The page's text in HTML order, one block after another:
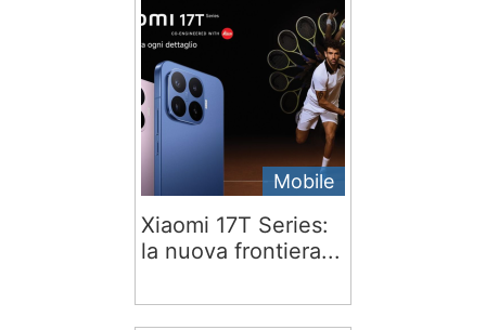
Mobile
Xiaomi 17T Series:
la nuova frontiera...